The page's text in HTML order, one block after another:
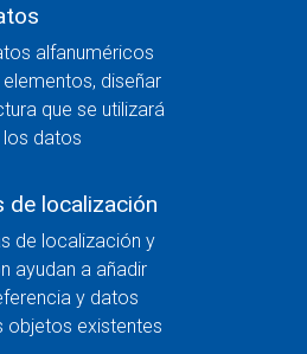
alfanuméricos
diseñar
que se utilizará
datos
de localización
de localización y
ayudan a añadir
y datos
objetos existentes